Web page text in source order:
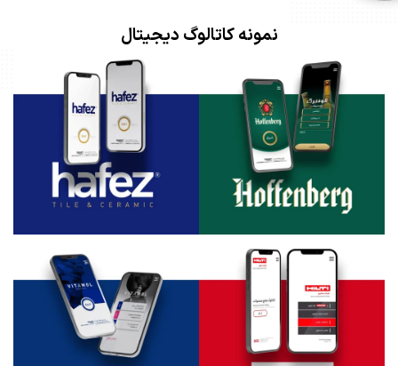
نمونه کاتالوگ دیجیتال